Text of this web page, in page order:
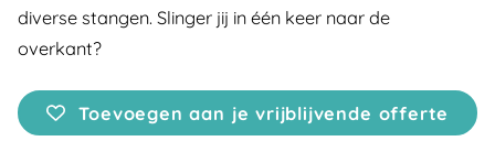
diverse stangen. Slinger jij in één keer naar de
overkant?
Toevoegen aan je vrijblijvende offerte